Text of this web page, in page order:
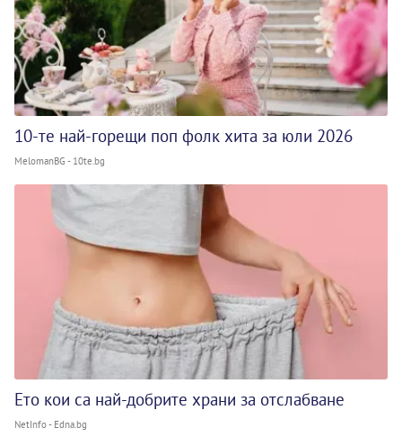
10-те най-горещи поп фолк хита за юли 2026
MelomanBG - 10te.bg
Ето кои са най-добрите храни за отслабване
NetInfo - Edna.bg